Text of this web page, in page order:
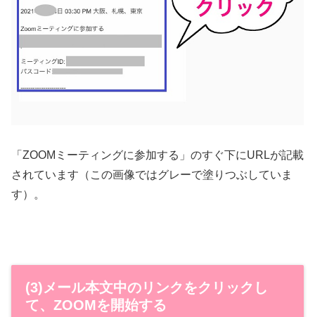
「ZOOMミーティングに参加する」のすぐ下にURLが記載
されています（この画像ではグレーで塗りつぶしていま
す）。
(3)メール本文中のリンクをクリックし
て、ZOOMを開始する